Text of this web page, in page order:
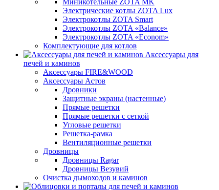
Электрические котлы ZOTA Lux
Электрокотлы ZOTA Smart
Электрокотлы ZOTA «Balance»
Электрокотлы ZOTA «Econom»
Комплектующие для котлов
Аксессуары для
печей и каминов
Аксессуары FIRE&WOOD
Аксессуары Астов
Дровники
Защитные экраны (настенные)
Прямые решетки
Прямые решетки с сеткой
Угловые решетки
Решетка-рамка
Вентиляционные решетки
Дровницы
Дровницы Ragar
Дровницы Везувий
Очистка дымоходов и каминов